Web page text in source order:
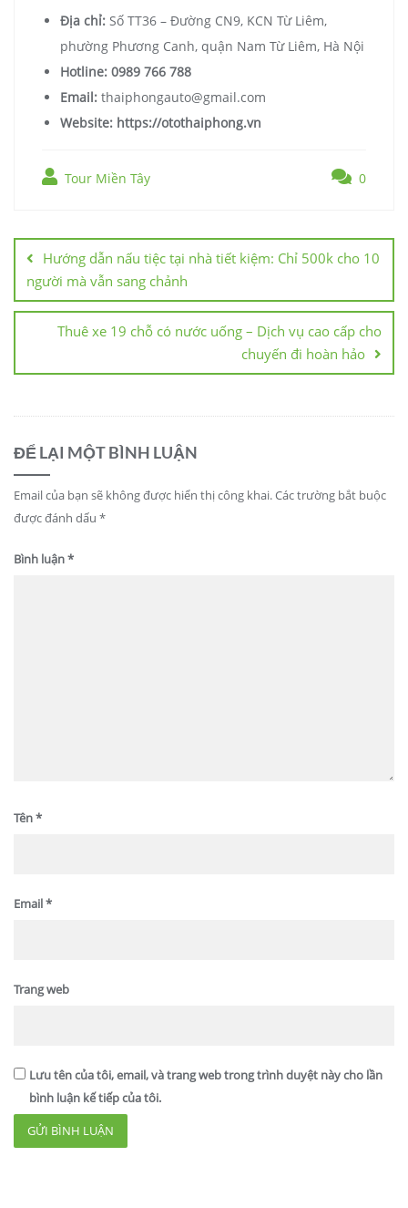
Địa chỉ: Số TT36 – Đường CN9, KCN Từ Liêm,
phường Phương Canh, quận Nam Từ Liêm, Hà Nội
Hotline: 0989 766 788
Email: thaiphongauto@gmail.com
Website: https://otothaiphong.vn
Tour Miền Tây 0
Hướng dẫn nấu tiệc tại nhà tiết kiệm: Chỉ 500k cho 10
người mà vẫn sang chảnh
Thuê xe 19 chỗ có nước uống – Dịch vụ cao cấp cho
chuyến đi hoàn hảo
ĐỂ LẠI MỘT BÌNH LUẬN
Email của bạn sẽ không được hiển thị công khai.Các trường bắt buộc
được đánh dấu *
Bình luận*
Tên*
Email*
Trang web
Lưu tên của tôi, email, và trang web trong trình duyệt này cho lần
bình luận kế tiếp của tôi.